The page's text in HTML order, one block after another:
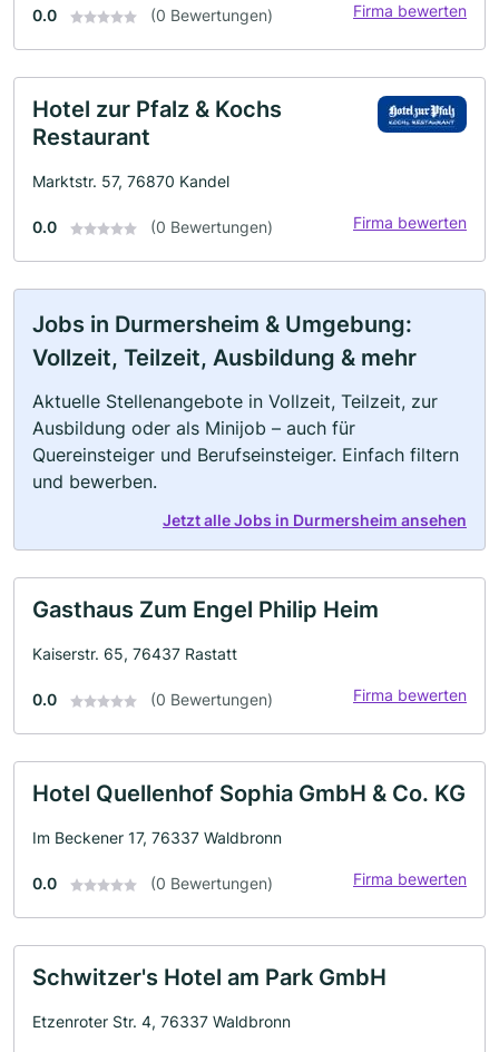
0.0 (0 Bewertungen) Firma bewerten
Hotel zur Pfalz & Kochs
Restaurant
Marktstr. 57, 76870 Kandel
0.0 (0 Bewertungen) Firma bewerten
Jobs in Durmersheim & Umgebung:
Vollzeit, Teilzeit, Ausbildung & mehr
Aktuelle Stellenangebote in Vollzeit, Teilzeit, zur
Ausbildung oder als Minijob – auch für
Quereinsteiger und Berufseinsteiger. Einfach filtern
und bewerben.
Jetzt alle Jobs in Durmersheim ansehen
Gasthaus Zum Engel Philip Heim
Kaiserstr. 65, 76437 Rastatt
0.0 (0 Bewertungen) Firma bewerten
Hotel Quellenhof Sophia GmbH & Co. KG
Im Beckener 17, 76337 Waldbronn
0.0 (0 Bewertungen) Firma bewerten
Schwitzer's Hotel am Park GmbH
Etzenroter Str. 4, 76337 Waldbronn